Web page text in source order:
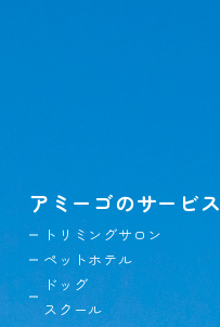
アミーゴのサービス
トリミングサロン
ペットホテル
ドッグ
スクール